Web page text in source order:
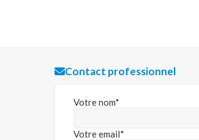
Contact professionnel
Votre nom*
Votre email*